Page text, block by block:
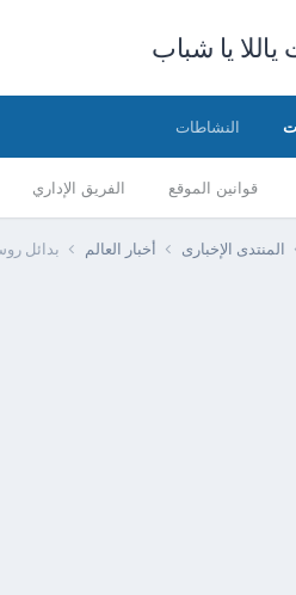
ياللا يا شباب
قوانين الموقع الفريق الإداري
النشاطات
المنتدى الإخبارى أخبار العالم بدائل